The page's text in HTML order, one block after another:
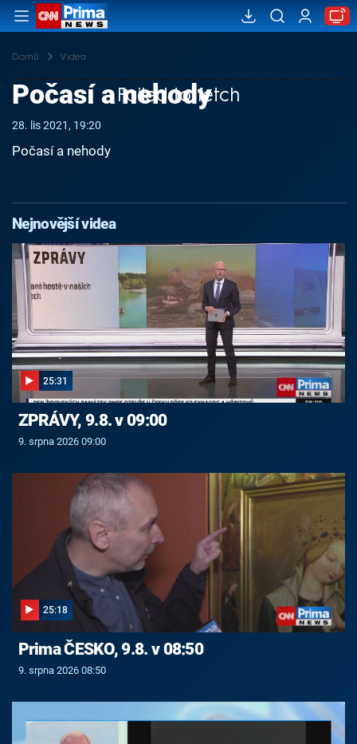
Domů Videa
Failed to fetch
Počasí a nehody
28. lis 2021, 19:20
Počasí a nehody
Nejnovější videa
25:31
ZPRÁVY, 9.8. v 09:00
9. srpna 2026 09:00
25:18
Prima ČESKO, 9.8. v 08:50
9. srpna 2026 08:50